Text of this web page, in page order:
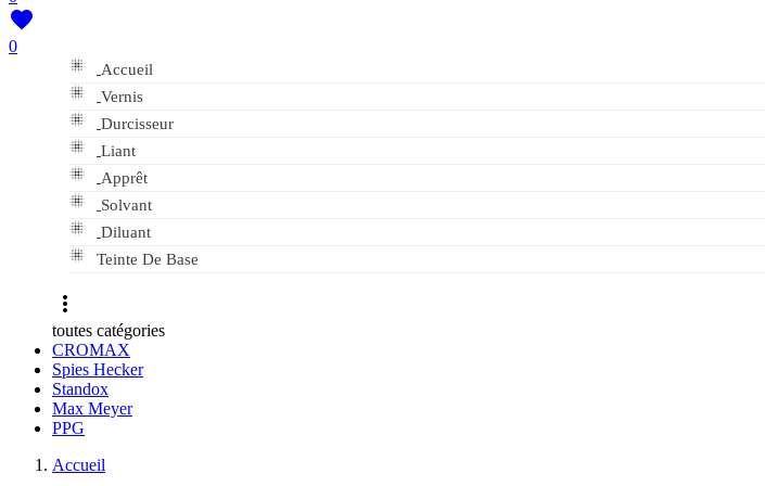

0

Accueil

Vernis

Durcisseur

Liant

Apprêt

Solvant

Diluant

Teinte De Base

toutes catégories
CROMAX
Spies Hecker
Standox
Max Meyer
PPG
Accueil